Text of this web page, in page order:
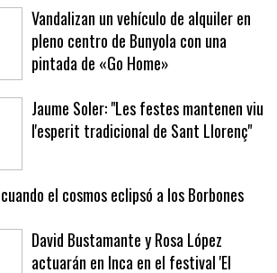
problema hidráulico
Vandalizan un vehículo de alquiler en
pleno centro de Bunyola con una
pintada de «Go Home»
Jaume Soler: "Les festes mantenen viu
el cosmos eclipsó a los Borbones